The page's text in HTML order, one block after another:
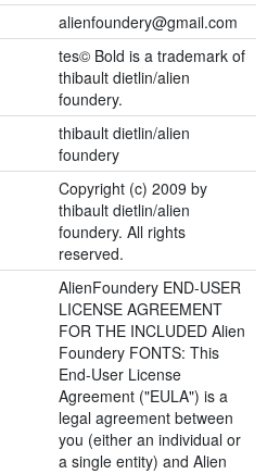
alienfoundery@gmail.com
tes© Bold is a trademark of
thibault dietlin/alien
foundery.
thibault dietlin/alien
foundery
Copyright (c) 2009 by
thibault dietlin/alien
foundery. All rights
reserved.
AlienFoundery END-USER
LICENSE AGREEMENT
FOR THE INCLUDED Alien
Foundery FONTS: This
End-User License
Agreement ("EULA") is a
legal agreement between
you (either an individual or
a single entity) and Alien